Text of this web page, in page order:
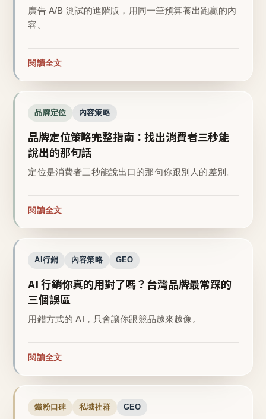
廣告 A/B 測試的進階版，用同一筆預算養出跑贏的內
容。
閱讀全文
品牌定位 內容策略
品牌定位策略完整指南：找出消費者三秒能
說出的那句話
定位是消費者三秒能說出口的那句你跟別人的差別。
閱讀全文
AI行銷 內容策略 GEO
AI 行銷你真的用對了嗎？台灣品牌最常踩的
三個誤區
用錯方式的 AI，只會讓你跟競品越來越像。
閱讀全文
鐵粉口碑 私域社群 GEO